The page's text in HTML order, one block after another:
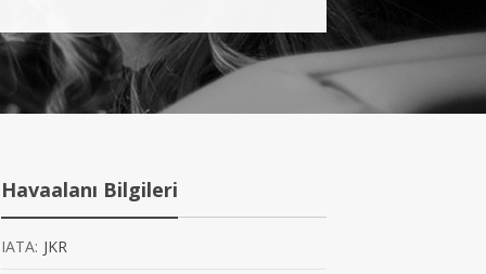
UÇAKLAR
UÇAKLAR
Havaalanı Bilgileri
IATA: JKR